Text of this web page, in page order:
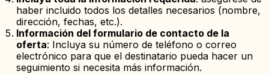
haber incluido todos los detalles necesarios (nombre,
dirección, fechas, etc.).
Información del formulario de contacto de la
oferta: Incluya su número de teléfono o correo
electrónico para que el destinatario pueda hacer un
seguimiento si necesita más información.